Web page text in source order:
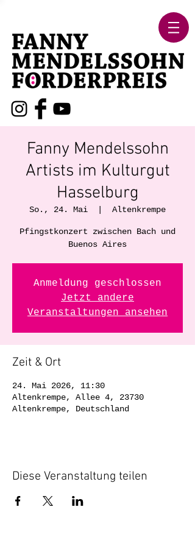
Fanny Mendelssohn
Artists im Kulturgut
Hasselburg
So., 24. Mai Altenkrempe
Pfingstkonzert zwischen Bach und
Buenos Aires
Anmeldung geschlossen
Jetzt andere
Veranstaltungen ansehen
Zeit & Ort
24. Mai 2026, 11:30
Altenkrempe, Allee 4, 23730
Altenkrempe, Deutschland
Diese Veranstaltung teilen